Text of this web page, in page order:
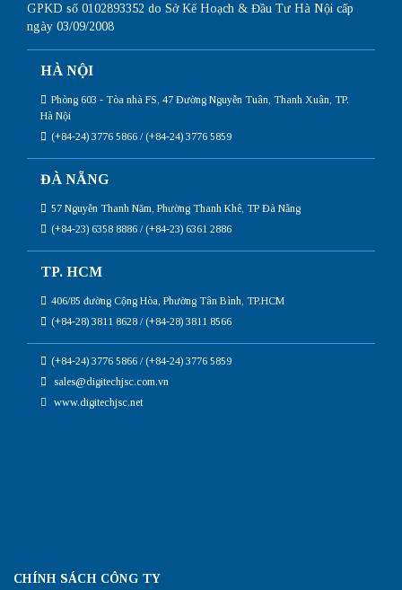
GPKD số 0102893352 do Sở Kế Hoạch & Đầu Tư Hà Nội cấp
ngày 03/09/2008
HÀ NỘI
Phòng 603 - Tòa nhà FS, 47 Đường Nguyễn Tuân, Thanh Xuân, TP.
Hà Nội
(+84-24) 3776 5866 / (+84-24) 3776 5859
ĐÀ NẴNG
57 Nguyễn Thanh Năm, Phường Thanh Khê, TP Đà Nẵng
(+84-23) 6358 8886 / (+84-23) 6361 2886
TP. HCM
406/85 đường Cộng Hòa, Phường Tân Bình, TP.HCM
(+84-28) 3811 8628 / (+84-28) 3811 8566
(+84-24) 3776 5866 / (+84-24) 3776 5859
sales@digitechjsc.com.vn
www.digitechjsc.net
CHÍNH SÁCH CÔNG TY